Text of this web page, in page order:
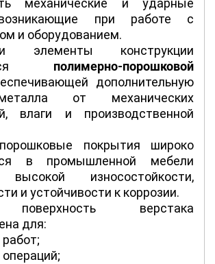
возникающие при работе с
и оборудованием.
элементы конструкции
полимерно-порошковой
дополнительную
от механических
влаги и производственной
покрытия широко
в промышленной мебели
высокой износостойкости,
и устойчивости к коррозии.
верстака
для: